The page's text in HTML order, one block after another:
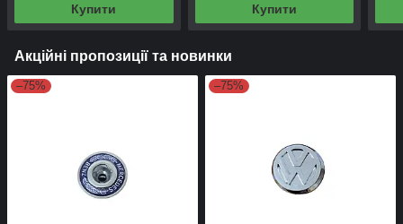
Купити Купити
Акційні пропозиції та новинки
–75% –75%